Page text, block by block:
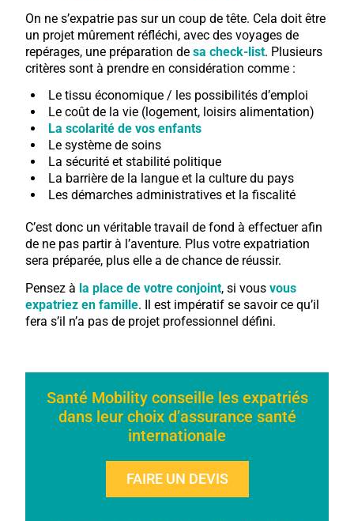
On ne s’expatrie pas sur un coup de tête. Cela doit être
un projet mûrement réfléchi, avec des voyages de
repérages, une préparation desa check-list. Plusieurs
critères sont à prendre en considération comme :
Le tissu économique / les possibilités d’emploi
Le coût de la vie (logement, loisirs alimentation)
La scolarité de vos enfants
Le système de soins
La sécurité et stabilité politique
La barrière de la langue et la culture du pays
Les démarches administratives et la fiscalité
C’est donc un véritable travail de fond à effectuer afin
de ne pas partir à l’aventure. Plus votre expatriation
sera préparée, plus elle a de chance de réussir.
Pensez à la place de votre conjoint, si vousvous
expatriez en famille. Il est impératif se savoir ce qu’il
fera s’il n’a pas de projet professionnel défini.
Santé Mobility conseille les expatriés
dans leur choix d’assurance santé
internationale
FAIRE UN DEVIS